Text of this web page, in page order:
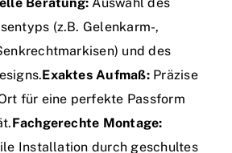
(z.B. Gelenkarm-,
und des
Exaktes Aufmaß:Präzise
für eine perfekte Passform
Fachgerechte Montage:
Installation durch geschultes